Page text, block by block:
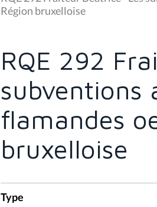
s
ê
:
Région bruxelloise
RQE 292
subventions
flamandes
bruxelloise
Type